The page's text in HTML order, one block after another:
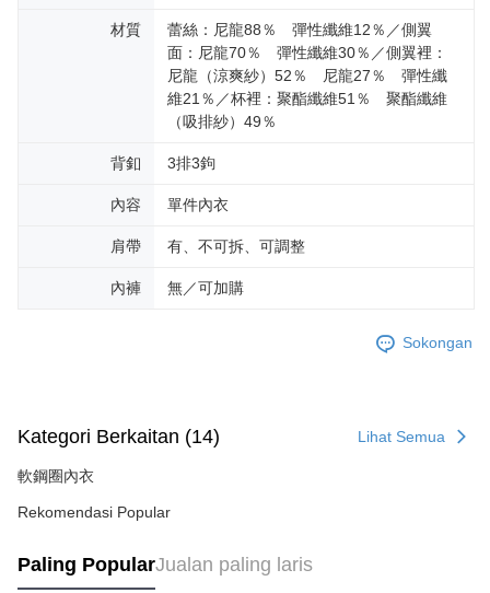
材質
蕾絲：尼龍88％ 彈性纖維12％／側翼
面：尼龍70％ 彈性纖維30％／側翼裡：
尼龍（涼爽紗）52％ 尼龍27％ 彈性纖
維21％／杯裡：聚酯纖維51％ 聚酯纖維
（吸排紗）49％
背釦 3排3鉤
內容 單件內衣
肩帶 有、不可拆、可調整
內褲 無／可加購
Sokongan
Kategori Berkaitan (14) Lihat Semua
軟鋼圈內衣
Rekomendasi Popular
Paling PopularJualan paling laris